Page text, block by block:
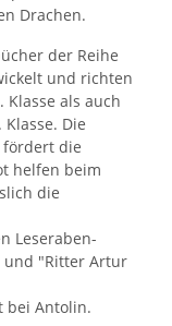
Drachen.
der Reihe
und richten
Klasse als auch
Die
die
helfen beim
die
Leseraben-
und "Ritter Artur
bei Antolin.